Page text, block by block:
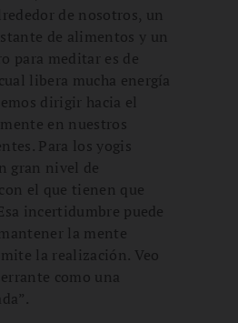
de nosotros, un
de alimentos y un
para meditar es de
libera mucha energía
dirigir hacia el
en nuestros
Para los yogis
gran nivel de
el que tienen que
incertidumbre puede
la mente
la realización. Veo
como una